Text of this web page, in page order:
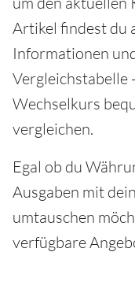
Artikel findest du
Informationen
Vergleichstabelle
Wechselkurs
vergleichen.
Egal ob du
Ausgaben mit
umtauschen
verfügbare